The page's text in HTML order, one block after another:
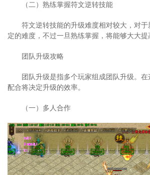
（二）熟练掌握符文逆转技能
符文逆转技能的升级难度相对较大，对
定的难度，不过一旦熟练掌握，将能够大大提
团队升级攻略
团队升级是指多个玩家组成团队升级。
配合将决定升级的效率。
（一）多人合作